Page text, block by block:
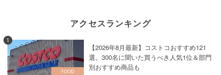
アクセスランキング
1
【2026年8月最新】コストコおすすめ121
選。300名に聞いた買うべき人気1位＆部門
別おすすめ商品も